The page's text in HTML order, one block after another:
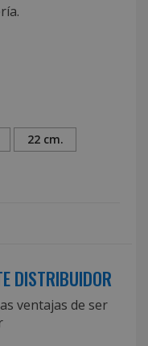
22 cm.
DISTRIBUIDOR
ventajas de ser